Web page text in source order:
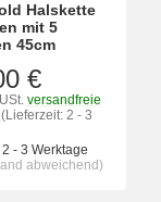
Halskette
mit 5
45cm
€
versandfreie
(Lieferzeit: 2 - 3
2 - 3 Werktage
abweichend)